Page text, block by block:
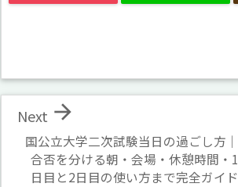
国公立大学二次試験当日の過ごし方｜
合否を分ける朝・会場・休憩時間・1
日目と2日目の使い方まで完全ガイド

Next